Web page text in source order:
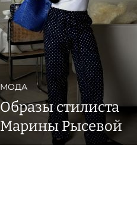
МОДА
Образы стилиста
Марины Рысевой